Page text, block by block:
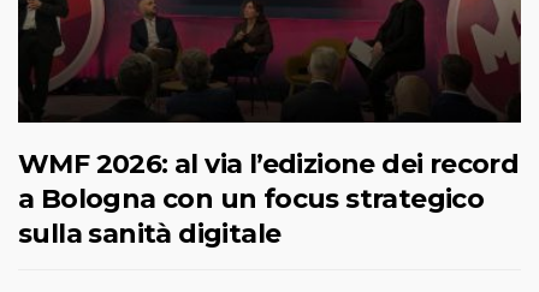
WMF 2026: al via l’edizione dei record
a Bologna con un focus strategico
sulla sanità digitale